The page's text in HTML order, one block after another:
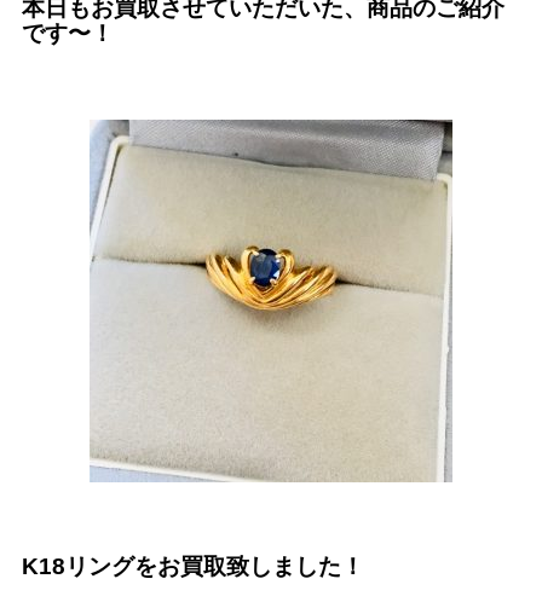
本日もお買取させていただいた、商品のご紹介
です〜！
K18リングをお買取致しました！